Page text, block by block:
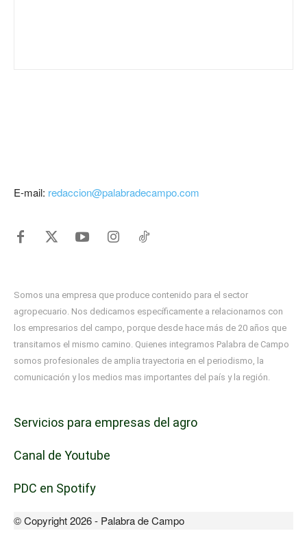
E-mail: redaccion@palabradecampo.com
Somos una empresa que produce contenido para el sector
agropecuario. Nos dedicamos específicamente a relacionarnos con
los empresarios del campo, porque desde hace más de 20 años que
transitamos el mismo camino. Quienes integramos Palabra de Campo
somos profesionales de amplia trayectoria en el periodismo, la
comunicación y los medios mas importantes del país y la región.
Servicios para empresas del agro
Canal de Youtube
PDC en Spotify
© Copyright 2026 - Palabra de Campo